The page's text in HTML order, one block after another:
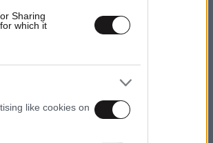
Sharing
which it
like cookies on
και τη